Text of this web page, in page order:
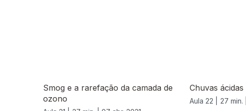
Smog e a rarefação da camada de
ozono
Chuvas ácidas
Aula 22 | 27 min. |